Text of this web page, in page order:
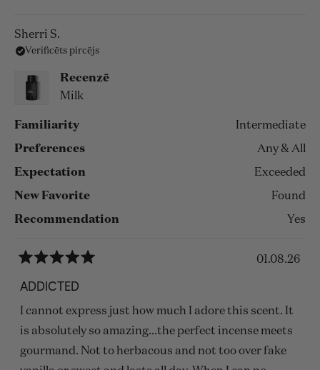
Sherri S.
Verificēts pircējs
Recenzē
Milk
Familiarity Intermediate
Preferences Any & All
Expectation Exceeded
New Favorite Found
Recommendation Yes
ar
5
no
5
zvaigznēm
01.08.26
ADDICTED
I cannot express just how much I adore this scent. It
is absolutely so amazing...the perfect incense meets
gourmand. Not to herbacous and not too over fake